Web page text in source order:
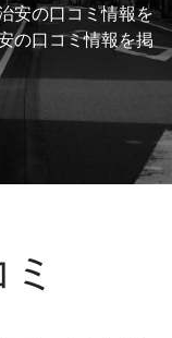
安の口コミ情報を
の口コミ情報を掲